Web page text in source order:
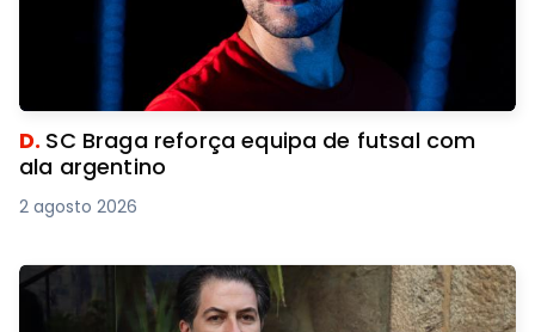
D. SC Braga reforça equipa de futsal com
ala argentino
2 agosto 2026